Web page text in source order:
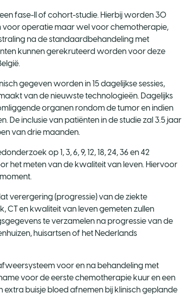
fase-II of cohort-studie. Hierbij worden 30
voor operatie maar wel voor chemotherapie,
na de standaardbehandeling met
kunnen gerekruteerd worden voor deze
gegeven worden in 15 dagelijkse sessies,
van de nieuwste technologieën. Dagelijks
organen rondom de tumor en indien
inclusie van patiënten in de studie zal 3.5 jaar
van drie maanden.
op 1, 3, 6, 9, 12, 18, 24, 36 en 42
het meten van de kwaliteit van leven. Hiervoor
verergering (progressie) van de ziekte
en kwaliteit van leven gemeten zullen
te verzamelen na progressie van de
huisartsen of het Nederlands
voor en na behandeling met
voor de eerste chemotherapie kuur en een
buisje bloed afnemen bij klinisch geplande